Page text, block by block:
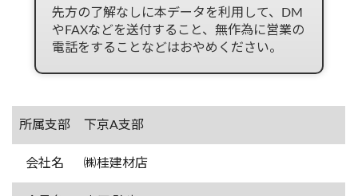
先方の了解なしに本データを利用して、DM
やFAXなどを送付すること、無作為に営業の
電話をすることなどはおやめください。
所属支部 下京A支部
会社名 ㈱桂建材店